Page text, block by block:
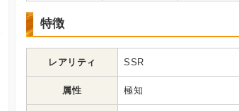
特徴
レアリティ SSR
属性 極知